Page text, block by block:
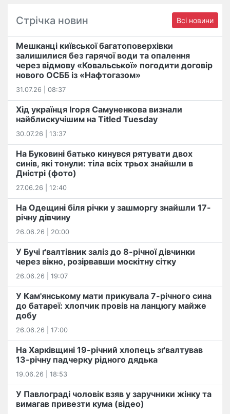
Стрічка новин Всі новини
Мешканці київської багатоповерхівки
залишилися без гарячої води та опалення
через відмову «Ковальської» погодити договір
нового ОСББ із «Нафтогазом»
31.07.26 | 08:37
Хід українця Ігоря Самуненкова визнали
найблискучішим на Titled Tuesday
30.07.26 | 13:37
На Буковині батько кинувся рятувати двох
синів, які тонули: тіла всіх трьох знайшли в
Дністрі (фото)
27.06.26 | 12:40
На Одещині біля річки у зашморгу знайшли 17-
річну дівчину
26.06.26 | 20:00
У Бучі ґвалтівник заліз до 8-річної дівчинки
через вікно, розірвавши москітну сітку
26.06.26 | 19:07
У Кам'янському мати прикувала 7-річного сина
до батареї: хлопчик провів на ланцюгу майже
добу
26.06.26 | 17:00
На Харківщині 19-річний хлопець​ ️зґвалтував
13-річну падчерку рідного дядька
19.06.26 | 18:53
У Павлограді чоловік взяв у заручники жінку та
вимагав привезти кума (відео)